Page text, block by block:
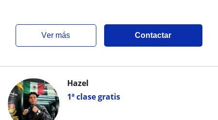
ver más Contactar
1ª clase gratis
Hazel